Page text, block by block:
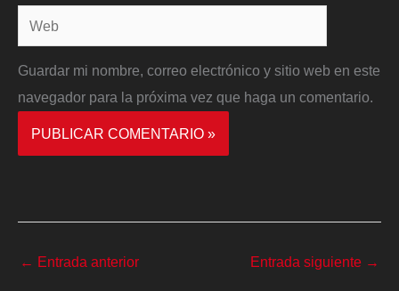
Web
Guardar mi nombre, correo electrónico y sitio web en este
navegador para la próxima vez que haga un comentario.
← Entrada anterior Entrada siguiente →